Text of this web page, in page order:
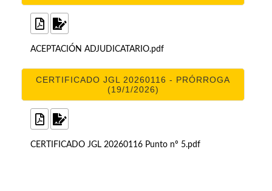
ACEPTACIÓN ADJUDICATARIO.pdf
CERTIFICADO JGL 20260116 - PRÓRROGA
(19/1/2026)
CERTIFICADO JGL 20260116 Punto nº 5.pdf